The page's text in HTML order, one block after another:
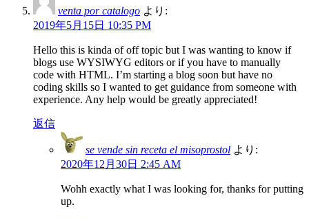
venta por catalogo より:
2019年5月15日 10:35 PM
Hello this is kinda of off topic but I was wanting to know if
blogs use WYSIWYG editors or if you have to manually
code with HTML. I’m starting a blog soon but have no
coding skills so I wanted to get guidance from someone with
experience. Any help would be greatly appreciated!
返信
se vende sin receta el misoprostol より:
2020年12月30日 2:45 AM
Wohh exactly what I was looking for, thanks for putting
up.